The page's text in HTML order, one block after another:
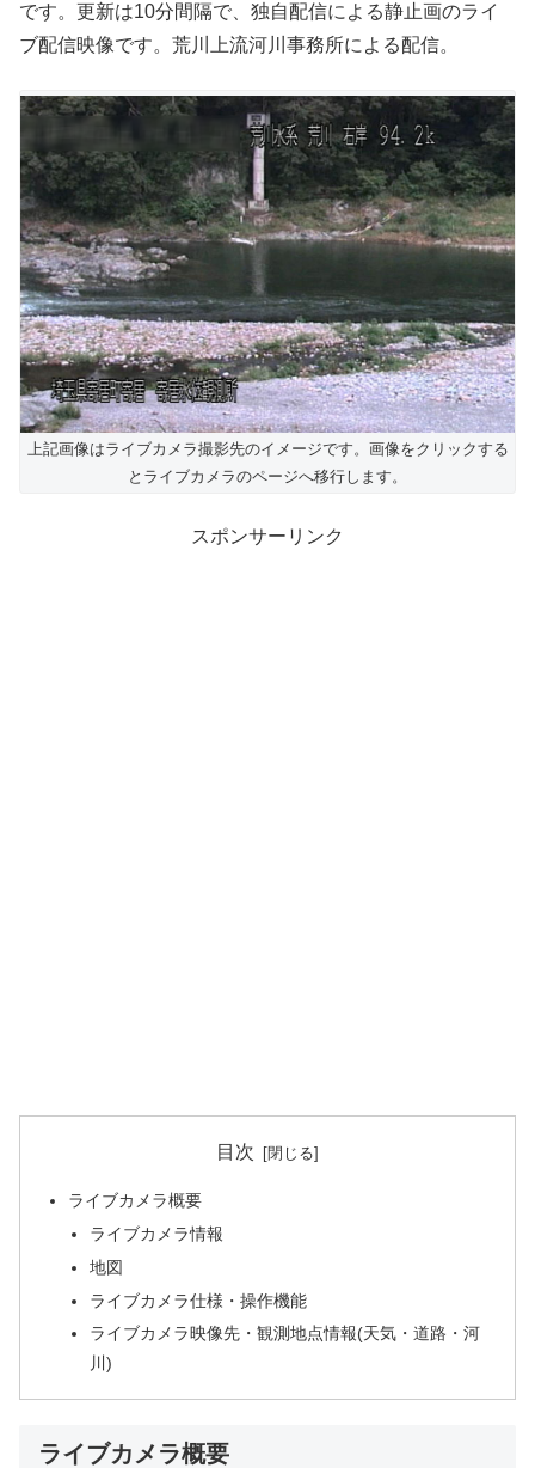
です。更新は10分間隔で、独自配信による静止画のライ
ブ配信映像です。荒川上流河川事務所による配信。
上記画像はライブカメラ撮影先のイメージです。画像をクリックする
とライブカメラのページへ移行します。
スポンサーリンク
目次
ライブカメラ概要
ライブカメラ情報
地図
ライブカメラ仕様・操作機能
ライブカメラ映像先・観測地点情報(天気・道路・河
川)
ライブカメラ概要